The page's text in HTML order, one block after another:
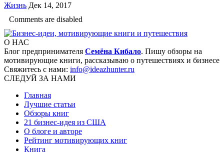
Жизнь Дек 14, 2017
Comments are disabled
О НАС
Блог предпринимателя Семёна Кибало. Пишу обзоры на
мотивирующие книги, рассказываю о путешествиях и бизнесе
Свяжитесь с нами: info@ideazhunter.ru
СЛЕДУЙ ЗА НАМИ
Главная
Лучшие статьи
Обзоры книг
21 бизнес-идея из США
О блоге и авторе
Рейтинг мотивирующих книг
Книга